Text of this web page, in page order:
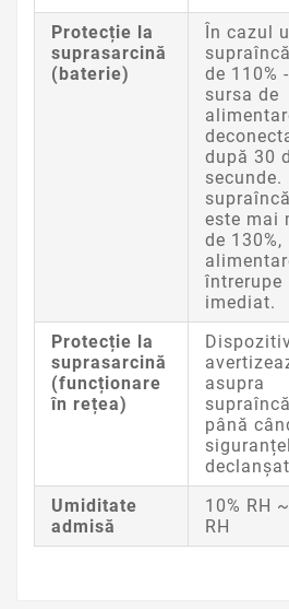
Protecție la
suprasarcină
(baterie)
În cazul
de 110%
sursa de
după 30
secunde.
este mai
de 130%,
întrerupe
imediat.
Protecție la
suprasarcină
(funcționare
în rețea)
asupra
până
Umiditate
admisă
10% RH
RH